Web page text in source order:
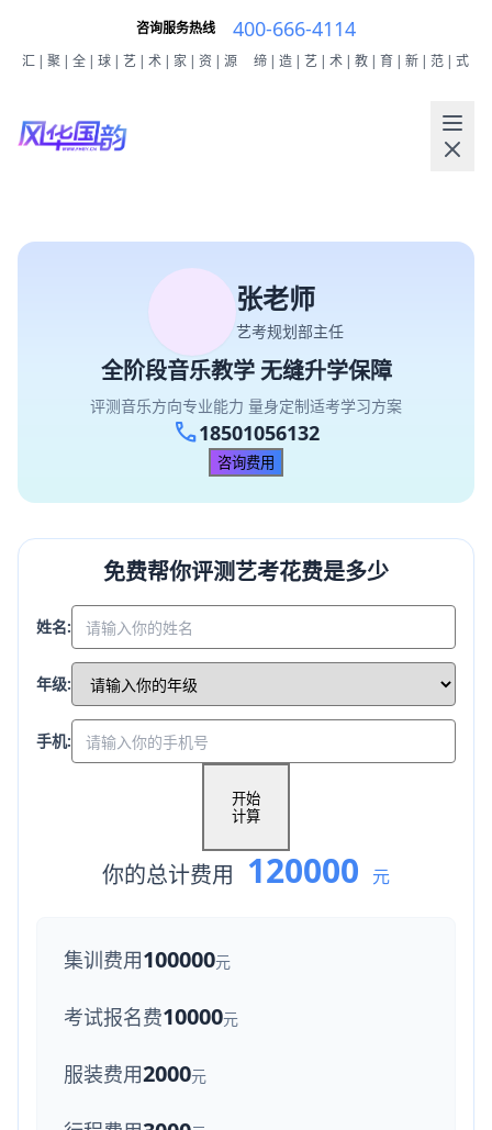
咨询服务热线 400-666-4114
汇|聚|全|球|艺|术|家|资|源 缔|造|艺|术|教|育|新|范|式
张老师
艺考规划部主任
全阶段音乐教学 无缝升学保障
评测音乐方向专业能力 量身定制适考学习方案
call18501056132
咨询费用
免费帮你评测艺考花费是多少
姓名:
年级:
手机:
开始
你的总计费用 120000 元
集训费用 100000元
考试报名费 10000元
服装费用2000元